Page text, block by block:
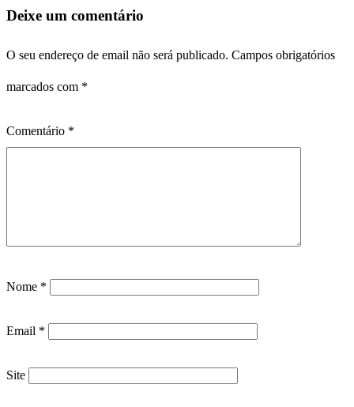
Deixe um comentário
O seu endereço de email não será publicado. Campos obrigatórios
marcados com *
Comentário *
Nome *
Email *
Site